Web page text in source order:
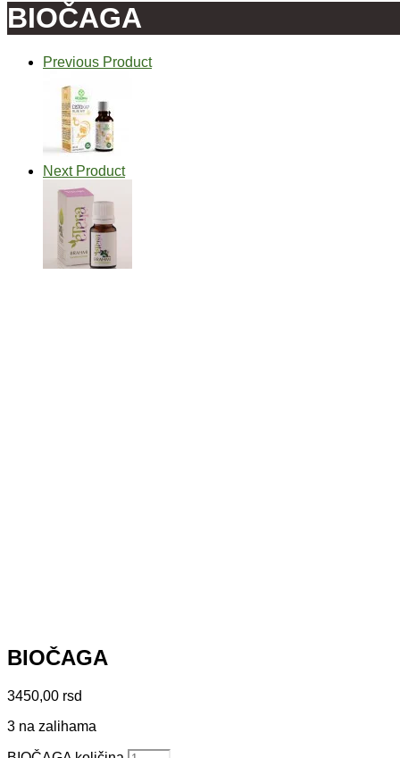
BIOČAGA
Previous Product
Next Product
BIOČAGA
3450,00 rsd
3 na zalihama